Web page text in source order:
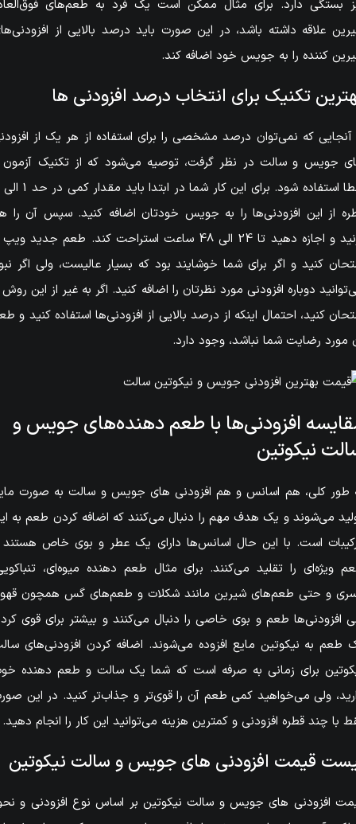
بستگی دارد. برای مثال ممکن است یک فرد به طعم‌های
علاقه داشته باشد، در این صورت باید درصد بالایی از
کننده را به جویس خود اضافه کند.
تکنیک برای انتخاب درصد افزودنی ها
آنجایی که نمی‌توان درصد مشخصی را برای استفاده از هر یک از
جویس و سالت در نظر گرفت، توصیه می‌شود که از تکنیک
از این افزودنی‌ها را به جویس خودتان اضافه کنید. سپس آن را
بزنید و اجازه دهید تا 24 الی 48 ساعت استراحت کند. طعم جدید
کنید و اگر برای شما خوشایند بود که بسیار عالیست، ولی اگر
دوباره افزودنی مورد نظرتان را اضافه کنید. اگر به غیر از این روش
کنید، احتمال اینکه از درصد بالایی از افزودنی‌ها استفاده کنید و
مورد رضایت شما نباشد، وجود دارد.
افزودنی‌ها با طعم دهنده‌های جویس و
نیکوتین
طور کلی، هم اسانس و هم افزودنی های جویس و سالت به صورت
می‌شوند و یک هدف مهم را دنبال می‌کنند که اضافه کردن طعم به
است. با این حال اسانس‌ها دارای یک عطر و بوی خاص
ویژه‌ای را تقلید می‌کنند. برای مثال طعم دهنده میوه‌ای،
و حتی طعم‌های شیرین مانند شکلات و طعم‌های گس همچون
افزودنی‌ها طعم و بوی خاصی را دنبال می‌کنند و بیشتر برای قوی
طعم به نیکوتین مایع افزوده می‌شوند. اضافه کردن افزودنی‌های
برای زمانی به صرفه است که شما یک سالت و طعم دهنده
ولی می‌خواهید کمی طعم آن را قوی‌تر و جذاب‌تر کنید. در این
با چند قطره افزودنی و کمترین هزینه می‌توانید این کار را انجام دهید.
قیمت افزودنی های جویس و سالت نیکوتین
افزودنی های جویس و سالت نیکوتین بر اساس نوع افزودنی و